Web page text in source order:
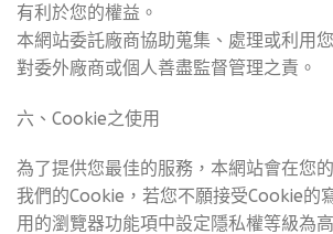
有利於您的權益。
本網站委託廠商協助蒐集、處理或利用
對委外廠商或個人善盡監督管理之責。
六、Cookie之使用
為了提供您最佳的服務，本網站會在您
我們的Cookie，若您不願接受Cookie的
用的瀏覽器功能項中設定隱私權等級為